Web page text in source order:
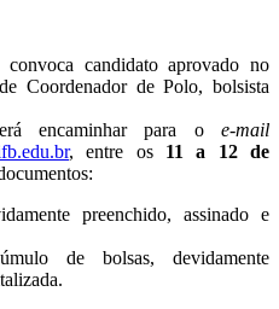
candidato aprovado no
Coordenador de Polo, bolsista
encaminhar para o e-mail
, entre os 11 a 12 de
preenchido, assinado e
de bolsas, devidamente